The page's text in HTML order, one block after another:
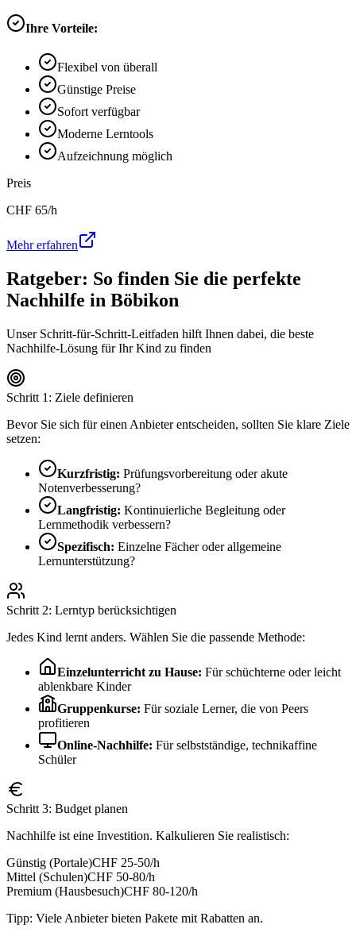
Ihre Vorteile:
Flexibel von überall
Günstige Preise
Sofort verfügbar
Moderne Lerntools
Aufzeichnung möglich
Preis
CHF 65/h
Mehr erfahren
Ratgeber: So finden Sie die perfekte
Nachhilfe in Böbikon
Unser Schritt-für-Schritt-Leitfaden hilft Ihnen dabei, die beste
Nachhilfe-Lösung für Ihr Kind zu finden
Schritt 1: Ziele definieren
Bevor Sie sich für einen Anbieter entscheiden, sollten Sie klare Ziele
setzen:
Kurzfristig: Prüfungsvorbereitung oder akute
Notenverbesserung?
Langfristig: Kontinuierliche Begleitung oder
Lernmethodik verbessern?
Spezifisch: Einzelne Fächer oder allgemeine
Lernunterstützung?
Schritt 2: Lerntyp berücksichtigen
Jedes Kind lernt anders. Wählen Sie die passende Methode:
Einzelunterricht zu Hause: Für schüchterne oder leicht
ablenkbare Kinder
Gruppenkurse: Für soziale Lerner, die von Peers
profitieren
Online-Nachhilfe: Für selbstständige, technikaffine
Schüler
Schritt 3: Budget planen
Nachhilfe ist eine Investition. Kalkulieren Sie realistisch:
Günstig (Portale)CHF 25-50/h
Mittel (Schulen)CHF 50-80/h
Premium (Hausbesuch)CHF 80-120/h
Tipp: Viele Anbieter bieten Pakete mit Rabatten an.